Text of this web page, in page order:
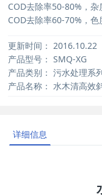
COD去除率50-80%，
COD去除率60-70%，色
更新时间： 2016.10.22
产品型号： SMQ-XG
产品类别： 污水处理系
产品名称： 水木清高效
详细信息